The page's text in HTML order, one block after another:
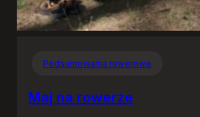
Podsumowania rowerowe
Maj na rowerze